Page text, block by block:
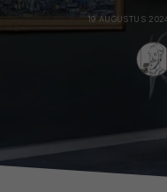
19 AUGUSTUS